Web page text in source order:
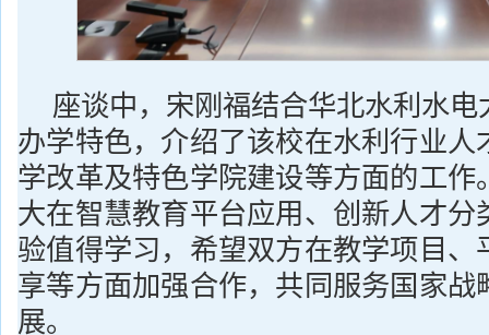
座谈中，宋刚福结合华北水利水
办学特色，介绍了该校在水利行业人
学改革及特色学院建设等方面的工作
大在智慧教育平台应用、创新人才分
验值得学习，希望双方在教学项目、
享等方面加强合作，共同服务国家战
展。